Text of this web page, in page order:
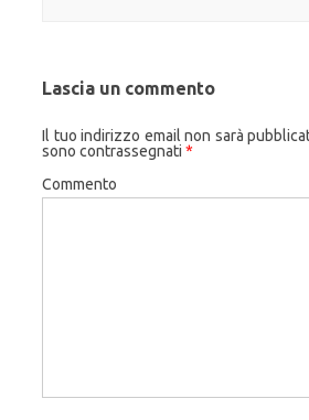
Lascia un commento
Il tuo indirizzo email non sarà
sono contrassegnati *
Commento